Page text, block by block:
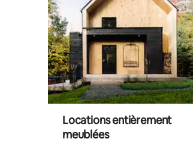
Locations entièrement
meublées